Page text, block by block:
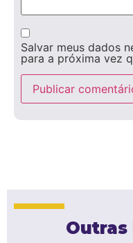
Salvar meus dados
para a próxima vez
Outras